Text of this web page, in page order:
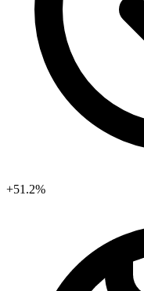
+51.2%